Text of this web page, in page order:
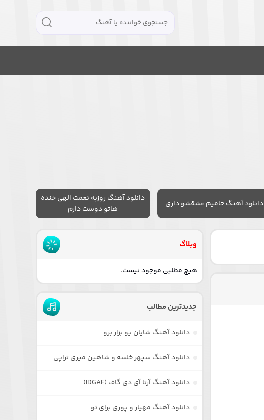
دانلود آهنگ حامیم عشقشو داری
دانلود آهنگ روزبه نعمت الهی خنده
هاتو دوست دارم
وبلاگ
هیچ مطلبی موجود نیست.
جدیدترین مطالب
دانلود آهنگ شایان یو بزار برو
دانلود آهنگ سپهر خلسه و شاهین میری تراپی
دانلود آهنگ آرتا آی دی گاف (IDGAF)
دانلود آهنگ مهیار و پوری برای تو